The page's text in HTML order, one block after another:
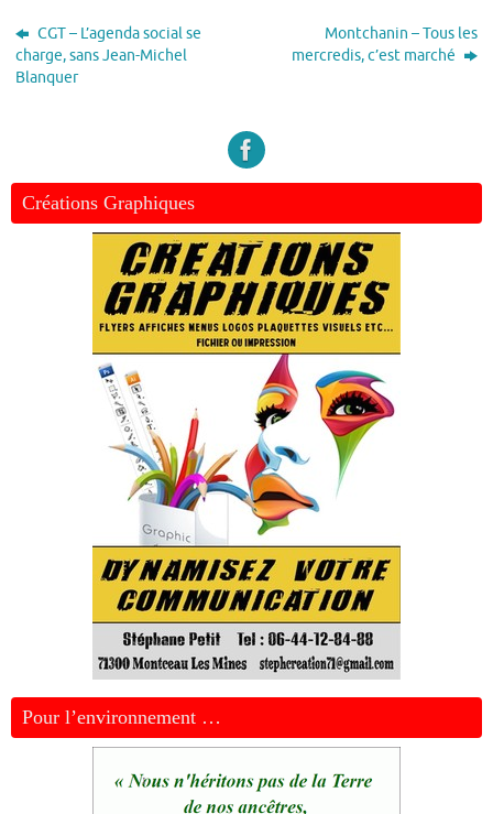
CGT – L’agenda social se
charge, sans Jean-Michel
Blanquer
Montchanin – Tous les
mercredis, c’est marché
Créations Graphiques
Pour l’environnement …